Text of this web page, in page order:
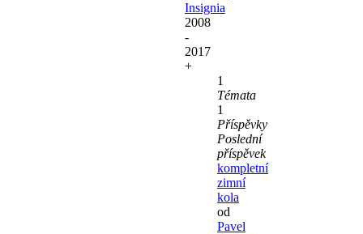
Insignia
2008
-
2017
+
1
Témata
1
Příspěvky
Poslední
příspěvek
kompletní
zimní
kola
od
Pavel